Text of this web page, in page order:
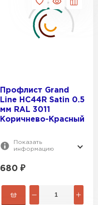
Профлист Grand
Line HC44R Satin 0.5
мм RAL 3011
Коричнево-Красный
Показать
информацию
680 ₽